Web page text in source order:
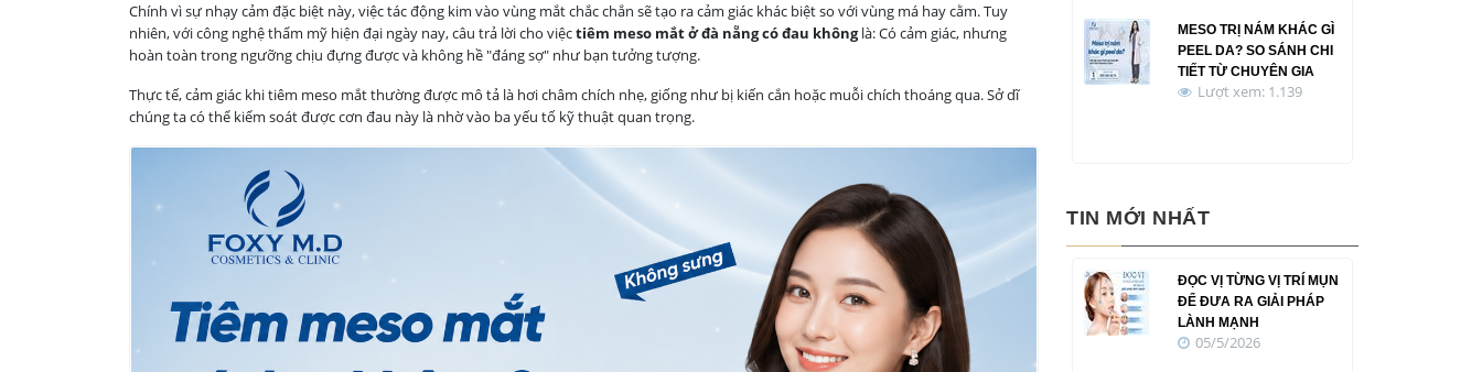
Chính vì sự nhạy cảm đặc biệt này, việc tác động kim vào vùng mắt chắc chắn sẽ tạo ra cảm giác khác biệt so với vùng má hay cằm. Tuy
nhiên, với công nghệ thẩm mỹ hiện đại ngày nay, câu trả lời cho việctiêm meso mắt ở đà nẵng có đau khônglà: Có cảm giác, nhưng
hoàn toàn trong ngưỡng chịu đựng được và không hề "đáng sợ" như bạn tưởng tượng.
Thực tế, cảm giác khi tiêm meso mắt thường được mô tả là hơi châm chích nhẹ, giống như bị kiến cắn hoặc muỗi chích thoáng qua. Sở dĩ
chúng ta có thể kiểm soát được cơn đau này là nhờ vào ba yếu tố kỹ thuật quan trọng.
MESO TRỊ NÁM KHÁC GÌ
PEEL DA? SO SÁNH CHI
TIẾT TỪ CHUYÊN GIA
Lượt xem: 1.139
TIN MỚI NHẤT
ĐỌC VỊ TỪNG VỊ TRÍ MỤN
ĐỂ ĐƯA RA GIẢI PHÁP
LÀNH MẠNH
05/5/2026